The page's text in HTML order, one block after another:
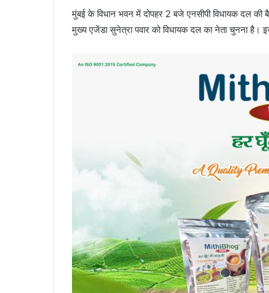
मुंबई के विधान भवन में दोपहर 2 बजे एनसीपी विधायक दल
मुख्य एजेंडा सुनेत्रा पवार को विधायक दल का नेता चुनना है।